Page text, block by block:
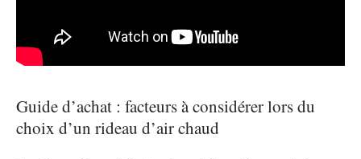
Guide d’achat : facteurs à considérer lors du
choix d’un rideau d’air chaud